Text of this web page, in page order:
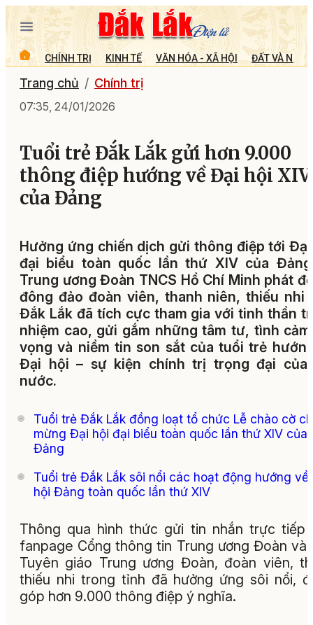
CHÍNH TRỊ KINH TẾ VĂN HÓA - XÃ HỘI ĐẤT VÀ
Trang chủ Chính trị
07:35, 24/01/2026
Tuổi trẻ Đắk Lắk gửi hơn 9.000
thông điệp hướng về Đại hội XIV
của Đảng
Hưởng ứng chiến dịch gửi thông điệp tới
đại biểu toàn quốc lần thứ XIV của
Trung ương Đoàn TNCS Hồ Chí Minh phát
đông đảo đoàn viên, thanh niên, thiếu nhi
Đắk Lắk đã tích cực tham gia với tinh thần
nhiệm cao, gửi gắm những tâm tư, tình
vọng và niềm tin son sắt của tuổi trẻ
Đại hội – sự kiện chính trị trọng đại của
nước.
Tuổi trẻ Đắk Lắk đồng loạt tổ chức Lễ chào cờ
mừng Đại hội đại biểu toàn quốc lần thứ XIV của
Đảng
Tuổi trẻ Đắk Lắk sôi nổi các hoạt động hướng
hội Đảng toàn quốc lần thứ XIV
Thông qua hình thức gửi tin nhắn trực tiếp
fanpage Cổng thông tin Trung ương Đoàn và
Tuyên giáo Trung ương Đoàn, đoàn viên,
thiếu nhi trong tỉnh đã hưởng ứng sôi nổi,
góp hơn 9.000 thông điệp ý nghĩa.